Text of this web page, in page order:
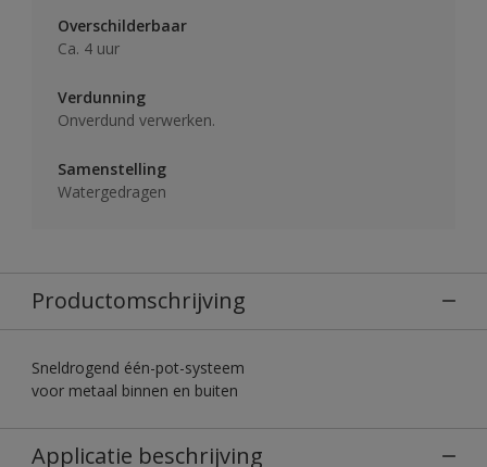
Overschilderbaar
Ca. 4 uur
Verdunning
Onverdund verwerken.
Samenstelling
Watergedragen
Productomschrijving
Sneldrogend één-pot-systeem
voor metaal binnen en buiten
Applicatie beschrijving